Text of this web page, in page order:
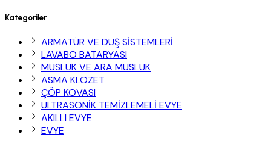
Kategoriler
ARMATÜR VE DUŞ SİSTEMLERİ
LAVABO BATARYASI
MUSLUK VE ARA MUSLUK
ASMA KLOZET
ÇÖP KOVASI
ULTRASONİK TEMİZLEMELİ EVYE
AKILLI EVYE
EVYE